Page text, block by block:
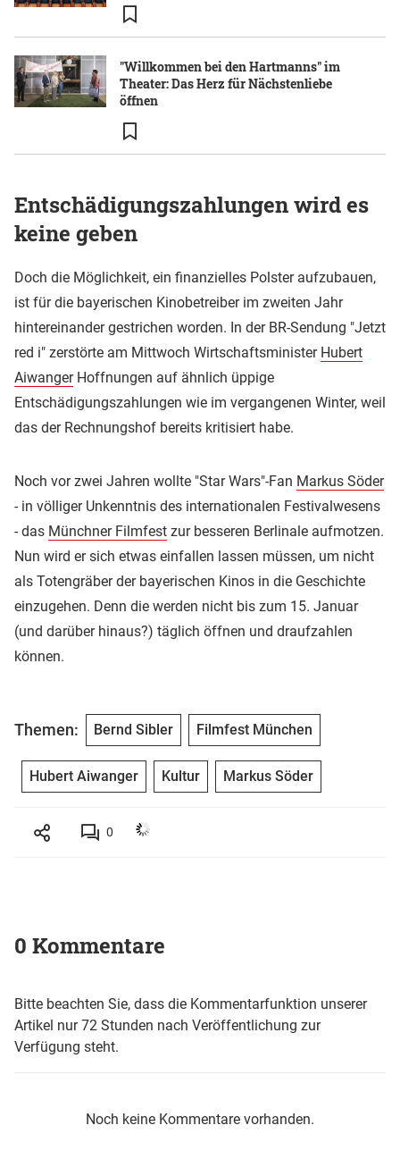
"Willkommen bei den Hartmanns" im
Theater: Das Herz für Nächstenliebe
öffnen
Entschädigungszahlungen wird es
keine geben
Doch die Möglichkeit, ein finanzielles Polster aufzubauen,
ist für die bayerischen Kinobetreiber im zweiten Jahr
hintereinander gestrichen worden. In der BR-Sendung "Jetzt
red i" zerstörte am Mittwoch Wirtschaftsminister Hubert
AiwangerHoffnungen auf ähnlich üppige
Entschädigungszahlungen wie im vergangenen Winter, weil
das der Rechnungshof bereits kritisiert habe.
Noch vor zwei Jahren wollte "Star Wars"-Fan Markus Söder
- in völliger Unkenntnis des internationalen Festivalwesens
- das Münchner Filmfest zur besseren Berlinale aufmotzen.
Nun wird er sich etwas einfallen lassen müssen, um nicht
als Totengräber der bayerischen Kinos in die Geschichte
einzugehen. Denn die werden nicht bis zum 15. Januar
(und darüber hinaus?) täglich öffnen und draufzahlen
können.
Themen: Bernd Sibler Filmfest München
Hubert Aiwanger Kultur Markus Söder
0
0 Kommentare
Bitte beachten Sie, dass die Kommentarfunktion unserer
Artikel nur 72 Stunden nach Veröffentlichung zur
Verfügung steht.
Noch keine Kommentare vorhanden.